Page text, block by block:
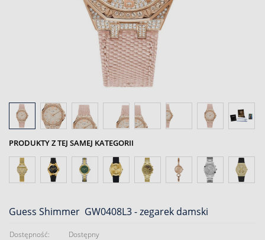
PRODUKTY Z TEJ SAMEJ KATEGORII
Guess Shimmer GW0408L3 - zegarek damski
Dostępność:
Dostępny